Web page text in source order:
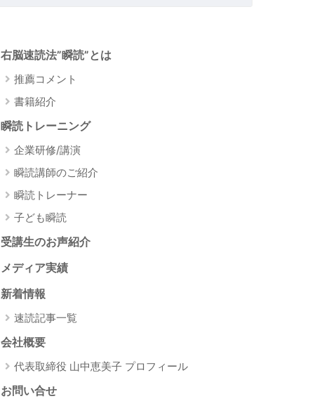
右脳速読法”瞬読”とは
推薦コメント
書籍紹介
瞬読トレーニング
企業研修/講演
瞬読講師のご紹介
瞬読トレーナー
子ども瞬読
受講生のお声紹介
メディア実績
新着情報
速読記事一覧
会社概要
代表取締役 山中恵美子 プロフィール
お問い合せ